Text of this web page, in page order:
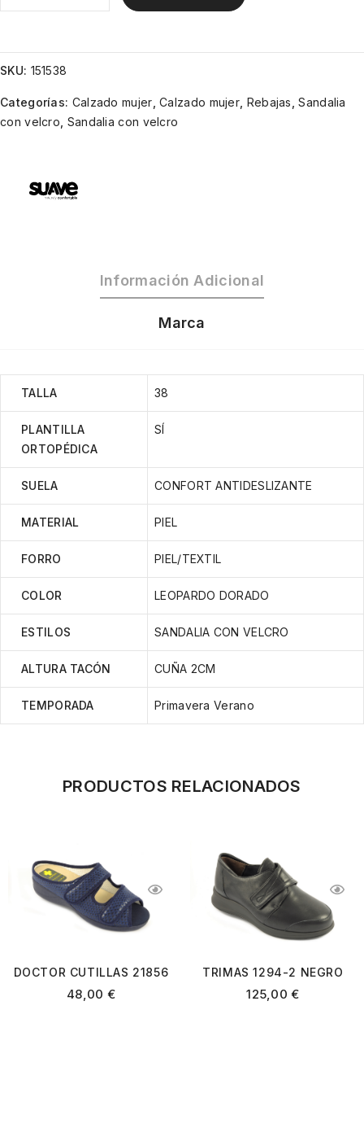
SKU: 151538
Categorías: Calzado mujer ,Calzado mujer Rebajas ,Sandalia
con velcro Sandalia con velcro
Información Adicional
Marca
TALLA 38
PLANTILLA
ORTOPÉDICA
SÍ
SUELA CONFORT ANTIDESLIZANTE
MATERIAL PIEL
FORRO PIEL/TEXTIL
COLOR LEOPARDO DORADO
ESTILOS SANDALIA CON VELCRO
ALTURA TACÓN CUÑA 2CM
TEMPORADA Primavera Verano
PRODUCTOS RELACIONADOS
DOCTOR CUTILLAS 21856
AZUL MARINO
48,00 €
TRIMAS 1294-2 NEGRO
125,00€